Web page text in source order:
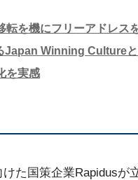
転を機にフリーアドレス
Japan Winning Culture
を実感
た国策企業Rapidusが